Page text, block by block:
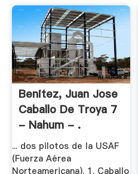
Benitez, Juan Jose
Caballo De Troya 7
- Nahum - .
... dos pilotos de la USAF
(Fuerza Aérea
Norteamericana). 1. Caballo